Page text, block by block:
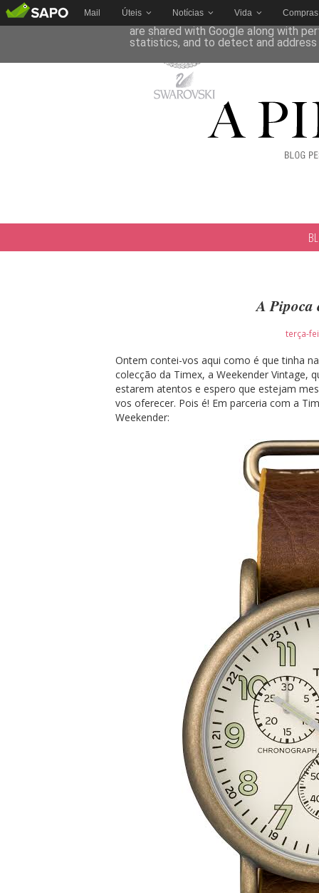
Mail Úteis Notícias Vida Compras
A Pipoca
terça-
Ontem contei-vos aqui como é que tinha
colecção da Timex, a Weekender Vintage,
estarem atentos e espero que estejam
vos oferecer. Pois é! Em parceria com a
Weekender:
This site uses cookies from Google
are shared with Google along with
statistics, and to detect and address